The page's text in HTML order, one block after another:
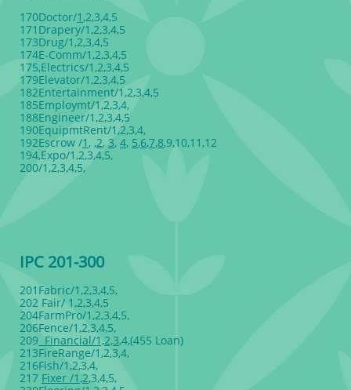
170Doctor/1 ,2,3,4,5
171Drapery/1,2,3,4,5
173Drug/1,2,3,4,5
174E-Comm/1,2,3,4,5
175,Electrics/1,2,3,4,5
179Elevator/1,2,3,4,5
182Entertainment/1,2,3,4,5
185Employmt/1,2,3,4,
188Engineer/1,2,3,4,5
190EquipmtRent/1,2,3,4,
192Escrow /1 , ,2, 3, 4, 5,6,7,8,9,10,11,12
194,Expo/1,2,3,4,5,
200/1,2,3,4,5,
IPC 201-300
201Fabric/1,2,3,4,5,
202 Fair/ 1,2,3,4,5
204FarmPro/1,2,3,4,5,
206Fence/1,2,3,4,5,
209 Financial/1,2,3,4,(455 Loan)
213FireRange/1,2,3,4,
216Fish/1,2,3,4,
217 Fixer /1 ,2,3,4,5,